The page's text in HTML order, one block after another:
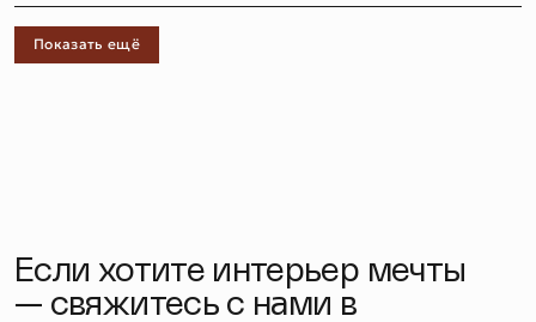
Показать ещё
Если хотите интерьер мечты
— свяжитесь с нами в